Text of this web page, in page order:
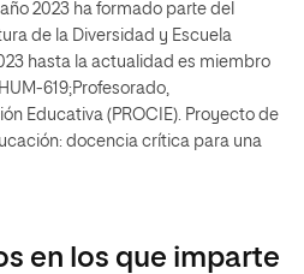
2023 ha formado parte del
de la Diversidad y Escuela
hasta la actualidad es miembro
619;Profesorado,
Educativa (PROCIE). Proyecto de
docencia crítica para una
en los que imparte